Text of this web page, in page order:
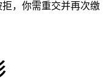
拒，你需重交并再次缴